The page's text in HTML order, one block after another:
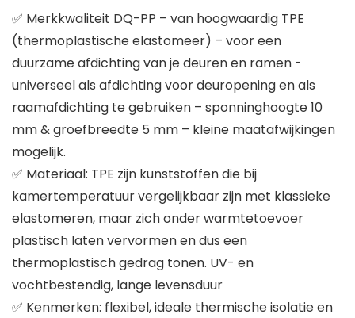
✅ Merkkwaliteit DQ-PP – van hoogwaardig TPE
(thermoplastische elastomeer) – voor een
duurzame afdichting van je deuren en ramen -
universeel als afdichting voor deuropening en als
raamafdichting te gebruiken – sponninghoogte 10
mm & groefbreedte 5 mm – kleine maatafwijkingen
mogelijk.
✅ Materiaal: TPE zijn kunststoffen die bij
kamertemperatuur vergelijkbaar zijn met klassieke
elastomeren, maar zich onder warmtetoevoer
plastisch laten vervormen en dus een
thermoplastisch gedrag tonen. UV- en
vochtbestendig, lange levensduur
✅ Kenmerken: flexibel, ideale thermische isolatie en